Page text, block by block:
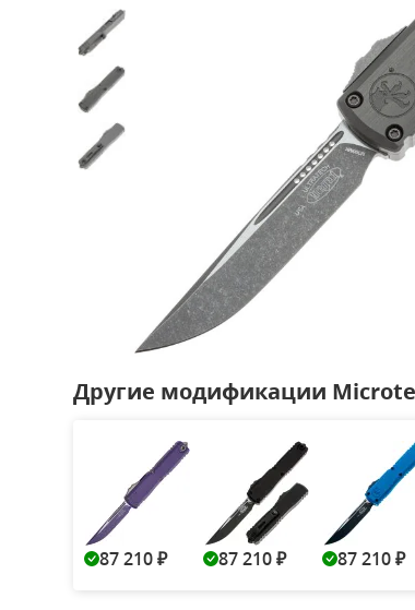
Другие модификации
87 210 ₽ 87 210 ₽ 87 210 ₽